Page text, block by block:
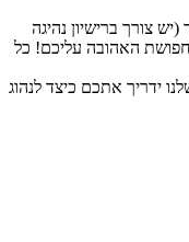
צורך ברישיון נהיגה
האהובה עליכם! כל
ידריך אתכם כיצד לנהוג